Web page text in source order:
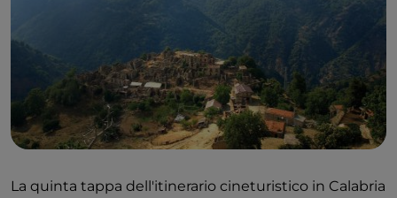
La quinta tappa dell'itinerario cineturistico in Calabria